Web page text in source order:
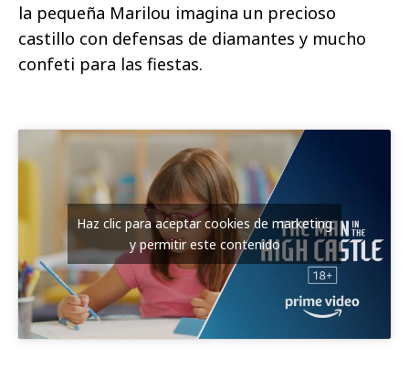
la pequeña Marilou imagina un precioso
castillo con defensas de diamantes y mucho
confeti para las fiestas.
Haz clic para aceptar cookies de marketing
y permitir este contenido